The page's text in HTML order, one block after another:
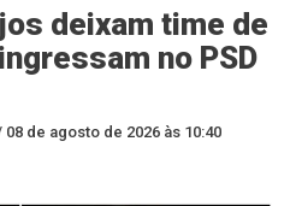
deixam time de
no PSD
08 de agosto de 2026 às 10:40